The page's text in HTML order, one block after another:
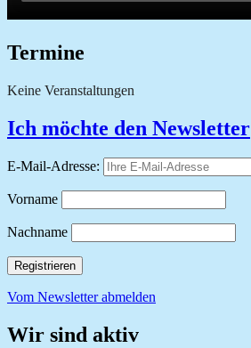
Termine
Keine Veranstaltungen
Ich möchte den Newsletter
E-Mail-Adresse:
Vorname
Nachname
Vom Newsletter abmelden
Wir sind aktiv